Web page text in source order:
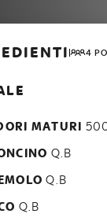
4
MATURI
Q.B
Q.B
Q.B